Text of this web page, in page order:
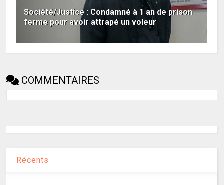
Société/Justice : Condamné à 1 an de prison
ferme pour avoir attrapé un voleur
COMMENTAIRES
Récents